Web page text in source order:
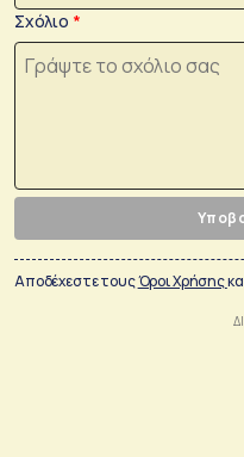
Σχόλιο
Αποδέχεστε τουςΌροι Χρήσης